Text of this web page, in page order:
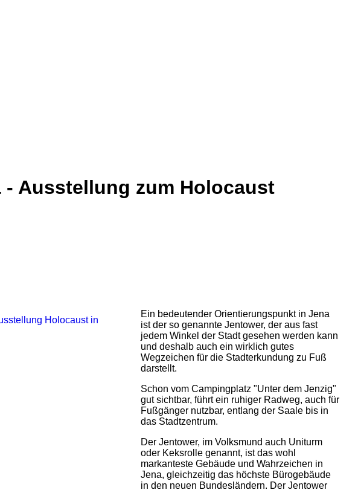
Ausstellung zum Holocaust
Ein bedeutender Orientierungspunkt in Jena
ist der so genannte Jentower, der aus fast
jedem Winkel der Stadt gesehen werden kann
und deshalb auch ein wirklich gutes
Wegzeichen für die Stadterkundung zu Fuß
darstellt.
Schon vom Campingplatz "Unter dem Jenzig"
gut sichtbar, führt ein ruhiger Radweg, auch für
Fußgänger nutzbar, entlang der Saale bis in
das Stadtzentrum.
Der Jentower, im Volksmund auch Uniturm
oder Keksrolle genannt, ist das wohl
markanteste Gebäude und Wahrzeichen in
Jena, gleichzeitig das höchste Bürogebäude
in den neuen Bundesländern. Der Jentower